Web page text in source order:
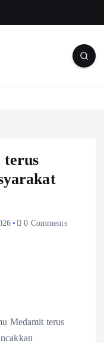
terus
0 Comments
Medamit terus